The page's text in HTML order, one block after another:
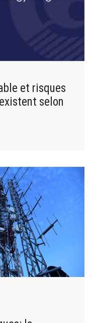
et risques
selon